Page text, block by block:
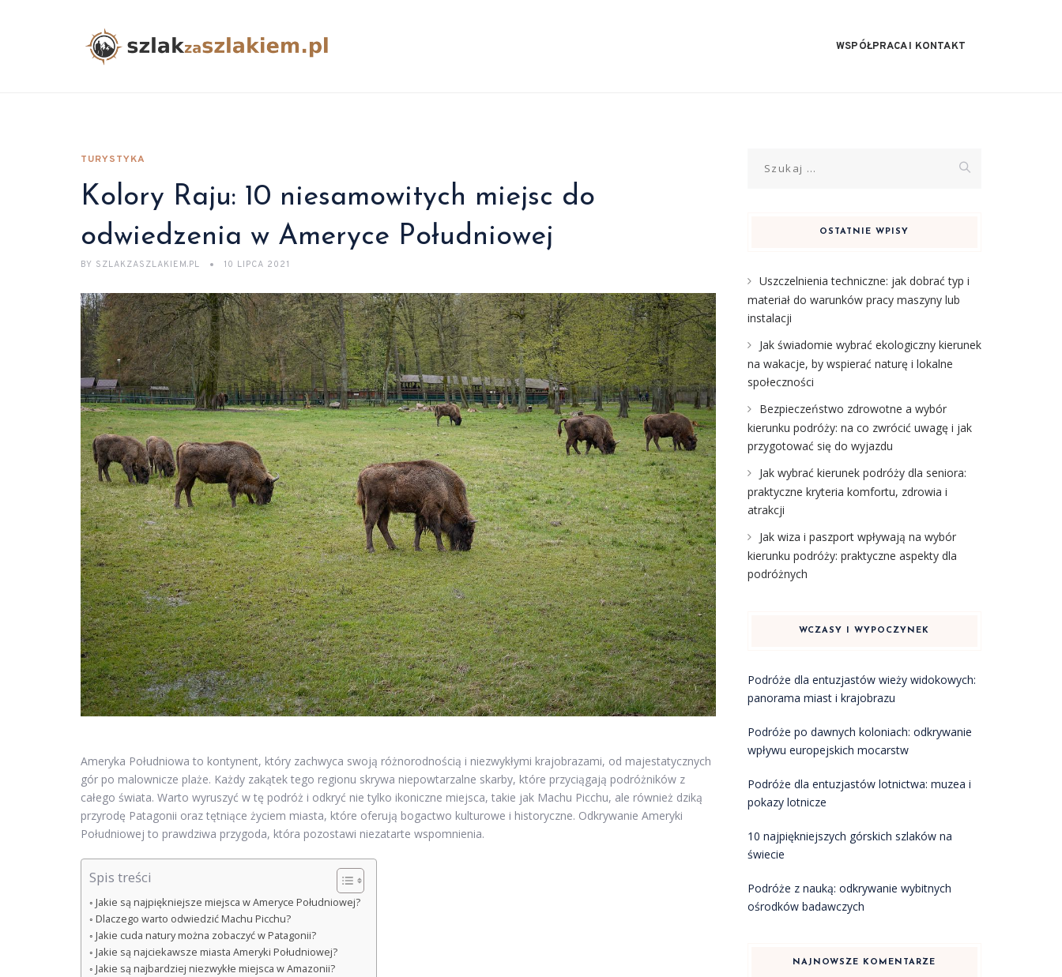
WSPÓŁPRACA I KONTAKT
TURYSTYKA
Kolory Raju: 10 niesamowitych miejsc do
odwiedzenia w Ameryce Południowej
BY SZLAKZASZLAKIEM.PL 10 LIPCA 2021
Ameryka Południowa to kontynent, który zachwyca swoją różnorodnością i niezwykłymi krajobrazami, od majestatycznych
gór po malownicze plaże. Każdy zakątek tego regionu skrywa niepowtarzalne skarby, które przyciągają podróżników z
całego świata. Warto wyruszyć w tę podróż i odkryć nie tylko ikoniczne miejsca, takie jak Machu Picchu, ale również dziką
przyrodę Patagonii oraz tętniące życiem miasta, które oferują bogactwo kulturowe i historyczne. Odkrywanie Ameryki
Południowej to prawdziwa przygoda, która pozostawi niezatarte wspomnienia.
Spis treści
Jakie są najpiękniejsze miejsca w Ameryce Południowej?
Dlaczego warto odwiedzić Machu Picchu?
Jakie cuda natury można zobaczyć w Patagonii?
Jakie są najciekawsze miasta Ameryki Południowej?
Jakie są najbardziej niezwykłe miejsca w Amazonii?
OSTATNIE WPISY
Uszczelnienia techniczne: jak dobrać typ i
materiał do warunków pracy maszyny lub
instalacji
Jak świadomie wybrać ekologiczny kierunek
na wakacje, by wspierać naturę i lokalne
społeczności
Bezpieczeństwo zdrowotne a wybór
kierunku podróży: na co zwrócić uwagę i jak
przygotować się do wyjazdu
Jak wybrać kierunek podróży dla seniora:
praktyczne kryteria komfortu, zdrowia i
atrakcji
Jak wiza i paszport wpływają na wybór
kierunku podróży: praktyczne aspekty dla
podróżnych
WCZASY I WYPOCZYNEK
Podróże dla entuzjastów wieży widokowych:
panorama miast i krajobrazu
Podróże po dawnych koloniach: odkrywanie
wpływu europejskich mocarstw
Podróże dla entuzjastów lotnictwa: muzea i
pokazy lotnicze
10 najpiękniejszych górskich szlaków na
świecie
Podróże z nauką: odkrywanie wybitnych
ośrodków badawczych
NAJNOWSZE KOMENTARZE